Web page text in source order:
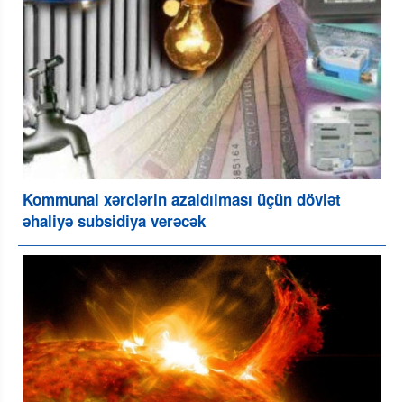
Kommunal xərclərin azaldılması üçün dövlət
əhaliyə subsidiya verəcək